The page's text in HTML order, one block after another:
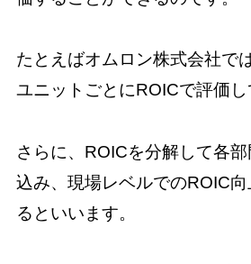
たとえばオムロン株式会社で
ユニットごとにROICで評価し
さらに、ROICを分解して各
込み、現場レベルでのROIC
るといいます。